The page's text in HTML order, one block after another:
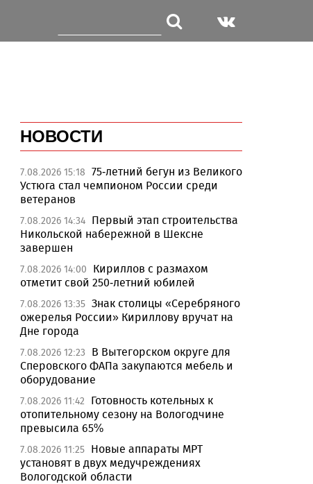
НОВОСТИ
7.08.2026 15:18 75-летний бегун из Великого
Устюга стал чемпионом России среди
ветеранов
7.08.2026 14:34 Первый этап строительства
Никольской набережной в Шексне
завершен
7.08.2026 14:00
Кириллов с размахом
отметит свой 250-летний юбилей
7.08.2026 13:35 Знак столицы «Серебряного
ожерелья России» Кириллову вручат на
Дне города
7.08.2026 12:23
В Вытегорском округе для
Сперовского ФАПа закупаются мебель и
оборудование
7.08.2026 11:42
Готовность котельных к
отопительному сезону на Вологодчине
превысила 65%
7.08.2026 11:25 Новые аппараты МРТ
установят в двух медучреждениях
Вологодской области